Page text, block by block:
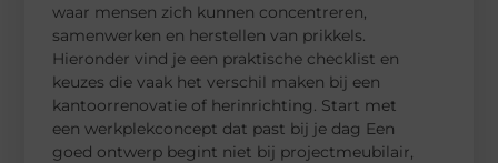
waar mensen zich kunnen concentreren,
samenwerken en herstellen van prikkels.
Hieronder vind je een praktische checklist en
keuzes die vaak het verschil maken bij een
kantoorrenovatie of herinrichting. Start met
een werkplekconcept dat past bij je dag Een
goed ontwerp begint niet bij projectmeubilair,